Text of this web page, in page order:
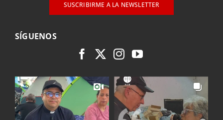
SUSCRIBIRME A LA NEWSLETTER
SÍGUENOS